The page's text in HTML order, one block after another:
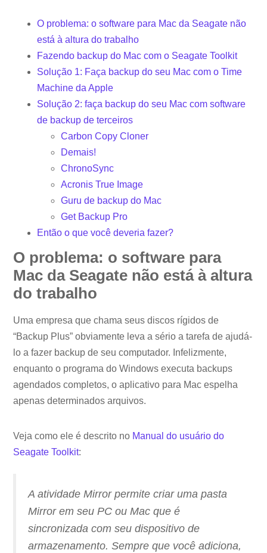
O problema: o software para Mac da Seagate não
está à altura do trabalho
Fazendo backup do Mac com o Seagate Toolkit
Solução 1: Faça backup do seu Mac com o Time
Machine da Apple
Solução 2: faça backup do seu Mac com software
de backup de terceiros
Carbon Copy Cloner
Demais!
ChronoSync
Acronis True Image
Guru de backup do Mac
Get Backup Pro
Então o que você deveria fazer?
O problema: o software para
Mac da Seagate não está à altura
do trabalho
Uma empresa que chama seus discos rígidos de
“Backup Plus” obviamente leva a sério a tarefa de ajudá-
lo a fazer backup de seu computador. Infelizmente,
enquanto o programa do Windows executa backups
agendados completos, o aplicativo para Mac espelha
apenas determinados arquivos.
Veja como ele é descrito no Manual do usuário do
Seagate Toolkit:
A atividade Mirror permite criar uma pasta
Mirror em seu PC ou Mac que é
sincronizada com seu dispositivo de
armazenamento. Sempre que você adiciona,